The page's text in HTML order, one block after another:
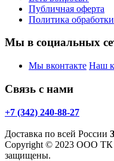
Публичная оферта
Политика
Мы в социальных
Мы вконтакте Наш
Связь с нами
+7 (342) 240-88-27
Доставка по всей России
Copyright © 2023 ООО ТК
защищены.